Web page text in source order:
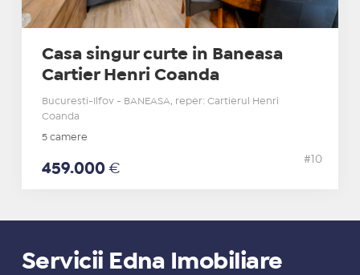
Casa singur curte in Baneasa
Cartier Henri Coanda
Bucuresti-Ilfov - BANEASA, reper: Cartierul Henri
Coanda
5 camere
459.000 €
#10
Servicii Edna Imobiliare